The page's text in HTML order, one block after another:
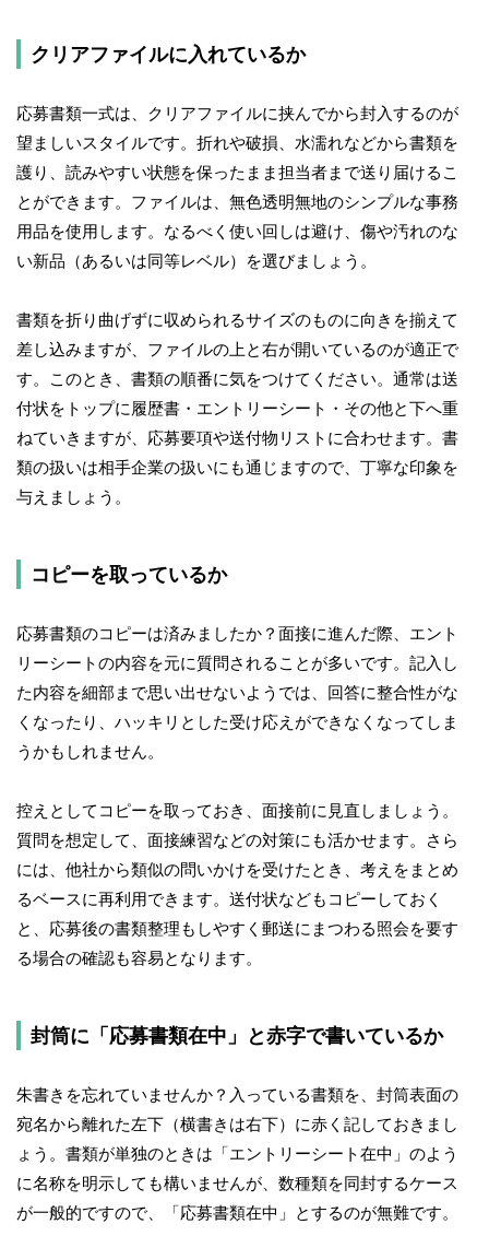
クリアファイルに入れているか
応募書類一式は、クリアファイルに挟んでから封入するのが
望ましいスタイルです。折れや破損、水濡れなどから書類を
護り、読みやすい状態を保ったまま担当者まで送り届けるこ
とができます。ファイルは、無色透明無地のシンプルな事務
用品を使用します。なるべく使い回しは避け、傷や汚れのな
い新品（あるいは同等レベル）を選びましょう。
書類を折り曲げずに収められるサイズのものに向きを揃えて
差し込みますが、ファイルの上と右が開いているのが適正で
す。このとき、書類の順番に気をつけてください。通常は送
付状をトップに履歴書・エントリーシート・その他と下へ重
ねていきますが、応募要項や送付物リストに合わせます。書
類の扱いは相手企業の扱いにも通じますので、丁寧な印象を
与えましょう。
コピーを取っているか
応募書類のコピーは済みましたか？面接に進んだ際、エント
リーシートの内容を元に質問されることが多いです。記入し
た内容を細部まで思い出せないようでは、回答に整合性がな
くなったり、ハッキリとした受け応えができなくなってしま
うかもしれません。
控えとしてコピーを取っておき、面接前に見直しましょう。
質問を想定して、面接練習などの対策にも活かせます。さら
には、他社から類似の問いかけを受けたとき、考えをまとめ
るベースに再利用できます。送付状などもコピーしておく
と、応募後の書類整理もしやすく郵送にまつわる照会を要す
る場合の確認も容易となります。
封筒に「応募書類在中」と赤字で書いているか
朱書きを忘れていませんか？入っている書類を、封筒表面の
宛名から離れた左下（横書きは右下）に赤く記しておきまし
ょう。書類が単独のときは「エントリーシート在中」のよう
に名称を明示しても構いませんが、数種類を同封するケース
が一般的ですので、「応募書類在中」とするのが無難です。